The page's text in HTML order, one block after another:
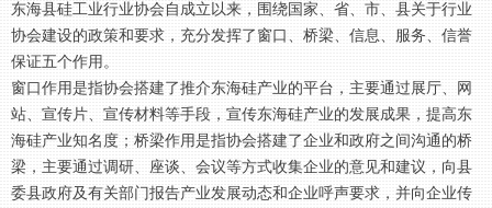
东海县硅工业行业协会自成立以来，围绕国家、省、市、县关于行业
协会建设的政策和要求，充分发挥了窗口、桥梁、信息、服务、信誉
保证五个作用。
窗口作用是指协会搭建了推介东海硅产业的平台，主要通过展厅、网
站、宣传片、宣传材料等手段，宣传东海硅产业的发展成果，提高东
海硅产业知名度；桥梁作用是指协会搭建了企业和政府之间沟通的桥
梁，主要通过调研、座谈、会议等方式收集企业的意见和建议，向县
委县政府及有关部门报告产业发展动态和企业呼声要求，并向企业传